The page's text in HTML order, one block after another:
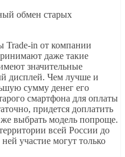
Trade-in от компании
даже такие
значительные
дисплей. Чем лучше и
сумму денег его
смартфона для оплаты
придется доплатить
выбрать модель попроще.
всей России до
участие могут только